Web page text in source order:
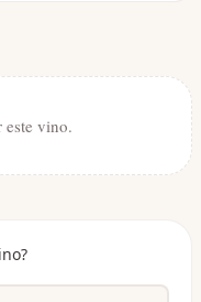
este vino.